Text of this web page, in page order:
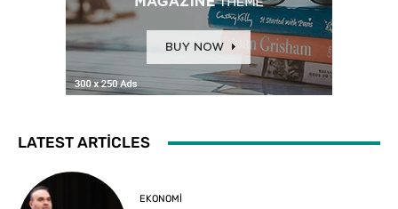
LATEST ARTICLES
EKONOMI